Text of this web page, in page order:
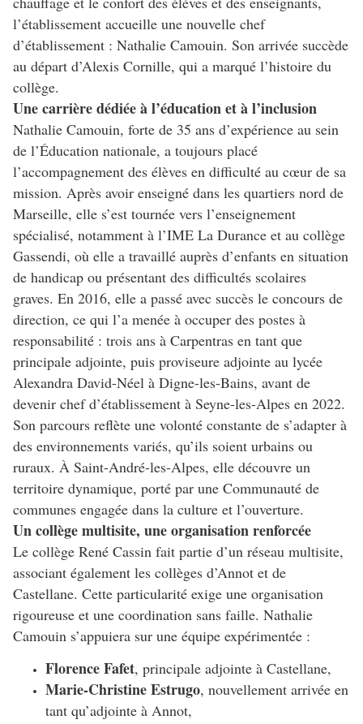
l’établissement accueille une nouvelle chef
d’établissement : Nathalie Camouin. Son arrivée succède
au départ d’Alexis Cornille, qui a marqué l’histoire du
collège.
Une carrière dédiée à l’éducation et à l’inclusion
Nathalie Camouin, forte de 35 ans d’expérience au sein
de l’Éducation nationale, a toujours placé
l’accompagnement des élèves en difficulté au cœur de sa
mission. Après avoir enseigné dans les quartiers nord de
Marseille, elle s’est tournée vers l’enseignement
spécialisé, notamment à l’IME La Durance et au collège
Gassendi, où elle a travaillé auprès d’enfants en situation
de handicap ou présentant des difficultés scolaires
graves. En 2016, elle a passé avec succès le concours de
direction, ce qui l’a menée à occuper des postes à
responsabilité : trois ans à Carpentras en tant que
principale adjointe, puis proviseure adjointe au lycée
Alexandra David-Néel à Digne-les-Bains, avant de
devenir chef d’établissement à Seyne-les-Alpes en 2022.
Son parcours reflète une volonté constante de s’adapter à
des environnements variés, qu’ils soient urbains ou
ruraux. À Saint-André-les-Alpes, elle découvre un
territoire dynamique, porté par une Communauté de
communes engagée dans la culture et l’ouverture.
Un collège multisite, une organisation renforcée
Le collège René Cassin fait partie d’un réseau multisite,
associant également les collèges d’Annot et de
Castellane. Cette particularité exige une organisation
rigoureuse et une coordination sans faille. Nathalie
Camouin s’appuiera sur une équipe expérimentée :
Florence Fafet, principale adjointe à Castellane,
Marie-Christine Estrugo, nouvellement arrivée en
tant qu’adjointe à Annot,